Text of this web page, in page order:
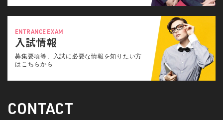
ENTRANCE EXAM
入試情報
募集要項等、入試に必要な情報を知りたい方
はこちらから
CONTACT